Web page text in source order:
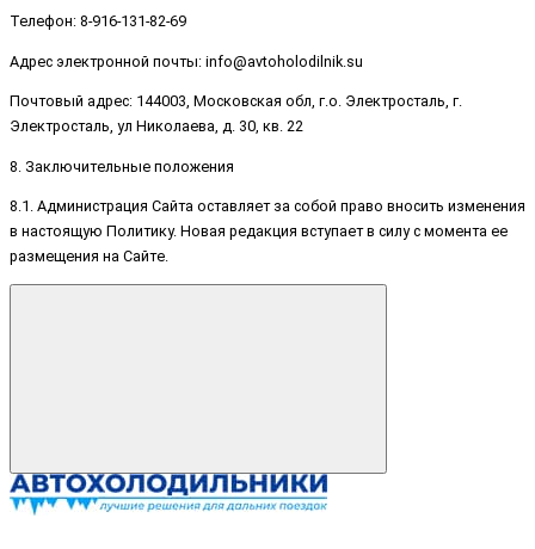
Телефон: 8-916-131-82-69
Адрес электронной почты: info@avtoholodilnik.su
Почтовый адрес: 144003, Московская обл, г.о. Электросталь, г.
Электросталь, ул Николаева, д. 30, кв. 22
8. Заключительные положения
8.1. Администрация Сайта оставляет за собой право вносить изменения
в настоящую Политику. Новая редакция вступает в силу с момента ее
размещения на Сайте.